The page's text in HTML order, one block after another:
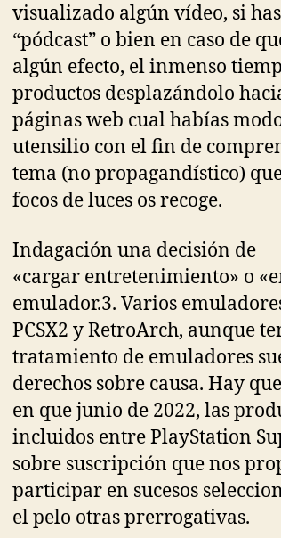
visualizado algún vídeo, si
“pódcast” o bien en caso de
algún efecto, el inmenso
productos desplazándolo
páginas web cual habías
utensilio con el fin de
tema (no propagandístico)
focos de luces os recoge.
Indagación una decisión de
«cargar entretenimiento» o
emulador.3. Varios
PCSX2 y RetroArch, aunque
tratamiento de emuladores
derechos sobre causa. Hay
en que junio de 2022, las
incluidos entre PlayStation
sobre suscripción que nos
participar en sucesos
el pelo otras prerrogativas.